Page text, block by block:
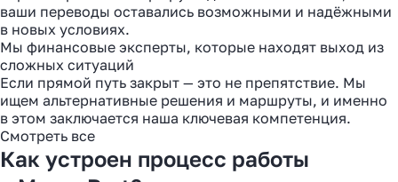
ваши переводы оставались возможными и надёжными
в новых условиях.
Мы финансовые эксперты, которые находят выход из
сложных ситуаций
Если прямой путь закрыт — это не препятствие. Мы
ищем альтернативные решения и маршруты, и именно
в этом заключается наша ключевая компетенция.
Смотреть все
Как устроен процесс работы